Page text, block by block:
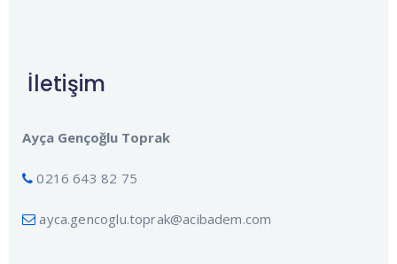
İletişim
Ayça Gençoğlu Toprak
0216 643 82 75
ayca.gencoglu.toprak@acibadem.com